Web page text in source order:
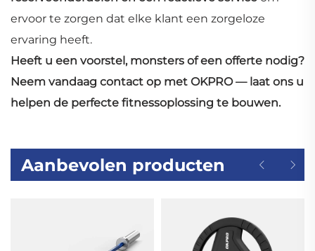
ervoor te zorgen dat elke klant een zorgeloze
ervaring heeft.
Heeft u een voorstel, monsters of een offerte nodig?
Neem vandaag contact op met OKPRO — laat ons u
helpen de perfecte fitnessoplossing te bouwen.
Aanbevolen producten